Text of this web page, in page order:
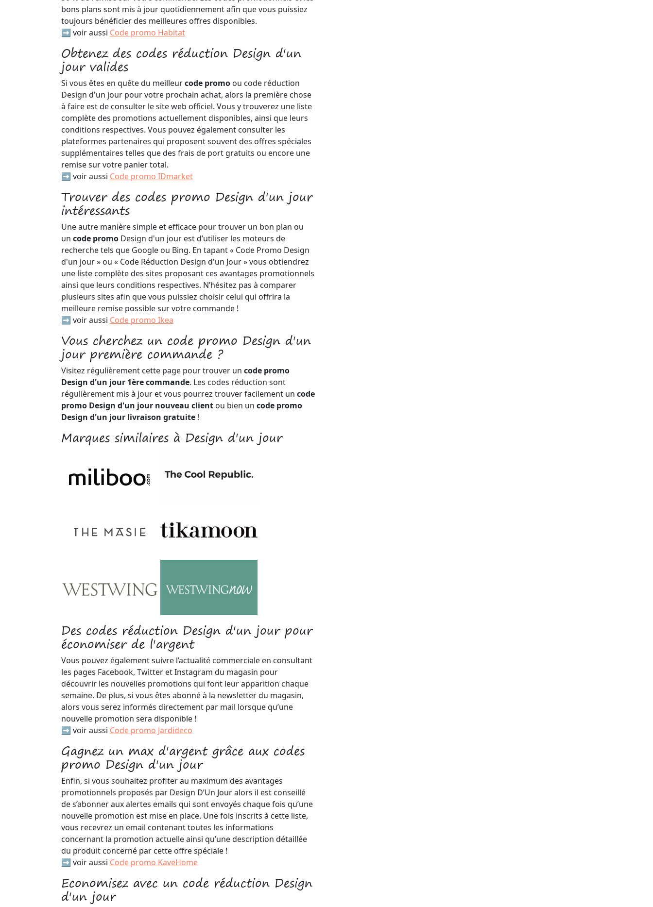
bons plans sont mis à jour quotidiennement afin que vous puissiez
toujours bénéficier des meilleures offres disponibles.
➡️ voir aussi Code promo Habitat
Obtenez des codes réduction Design d'un
jour valides
Si vous êtes en quête du meilleurcode promo ou code réduction
Design d'un jour pour votre prochain achat, alors la première chose
à faire est de consulter le site web officiel. Vous y trouverez une liste
complète des promotions actuellement disponibles, ainsi que leurs
conditions respectives. Vous pouvez également consulter les
plateformes partenaires qui proposent souvent des offres spéciales
supplémentaires telles que des frais de port gratuits ou encore une
remise sur votre panier total.
➡️ voir aussi Code promo IDmarket
Trouver des codes promo Design d'un jour
intéressants
Une autre manière simple et efficace pour trouver un bon plan ou
un code promo Design d'un jour est d’utiliser les moteurs de
recherche tels que Google ou Bing. En tapant « Code Promo Design
d'un jour » ou « Code Réduction Design d'un Jour » vous obtiendrez
une liste complète des sites proposant ces avantages promotionnels
ainsi que leurs conditions respectives. N’hésitez pas à comparer
plusieurs sites afin que vous puissiez choisir celui qui offrira la
meilleure remise possible sur votre commande !
➡️ voir aussi Code promo Ikea
Vous cherchez un code promo Design d'un
jour première commande ?
Visitez régulièrement cette page pour trouver un code promo
Design d'un jour 1ère commande. Les codes réduction sont
régulièrement mis à jour et vous pourrez trouver facilement un code
promo Design d'un jour nouveau client ou bien un code promo
Design d'un jour livraison gratuite !
Marques similaires à Design d'un jour
Des codes réduction Design d'un jour pour
économiser de l'argent
Vous pouvez également suivre l’actualité commerciale en consultant
les pages Facebook, Twitter et Instagram du magasin pour
découvrir les nouvelles promotions qui font leur apparition chaque
semaine. De plus, si vous êtes abonné à la newsletter du magasin,
alors vous serez informés directement par mail lorsque qu’une
nouvelle promotion sera disponible !
➡️ voir aussi Code promo Jardideco
Gagnez un max d'argent grâce aux codes
promo Design d'un jour
Enfin, si vous souhaitez profiter au maximum des avantages
promotionnels proposés par Design D’Un Jour alors il est conseillé
de s’abonner aux alertes emails qui sont envoyés chaque fois qu’une
nouvelle promotion est mise en place. Une fois inscrits à cette liste,
vous recevrez un email contenant toutes les informations
concernant la promotion actuelle ainsi qu’une description détaillée
du produit concerné par cette offre spéciale !
➡️ voir aussi Code promo KaveHome
Economisez avec un code réduction Design
d'un jour